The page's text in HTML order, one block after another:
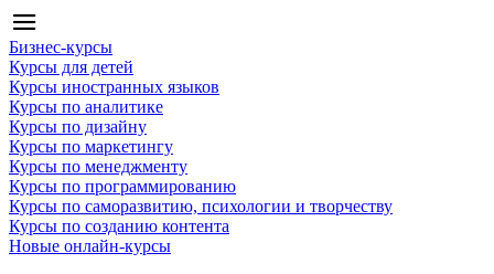
Бизнес-курсы
Курсы для детей
Курсы иностранных языков
Курсы по аналитике
Курсы по дизайну
Курсы по маркетингу
Курсы по менеджменту
Курсы по программированию
Курсы по саморазвитию, психологии и творчеству
Курсы по созданию контента
Новые онлайн‑курсы